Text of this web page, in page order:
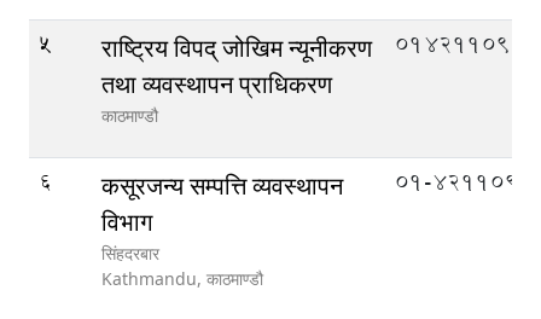
5
राष्ट्रिय विपद् जोखिम न्यूनीकरण
तथा व्यवस्थापन प्राधिकरण
काठमाण्डौ
014211090
6
कसूरजन्य सम्पत्ति व्यवस्थापन
विभाग
सिंहदरबार
Kathmandu, काठमाण्डौ
01-4211093